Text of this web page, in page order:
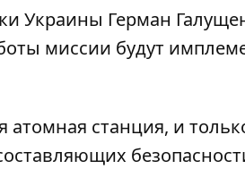
Украины Герман
миссии будут
атомная станция, и